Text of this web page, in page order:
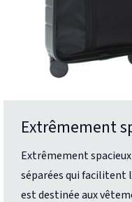
Extrêmement
Extrêmement
séparées qui facilitent
est destinée aux